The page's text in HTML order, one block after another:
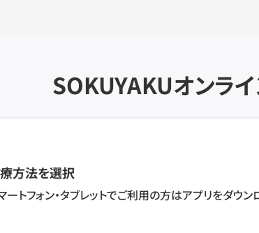
SOKUYAKUオンラ
方法を選択
ートフォン・タブレットでご利用の方はアプリをダウン